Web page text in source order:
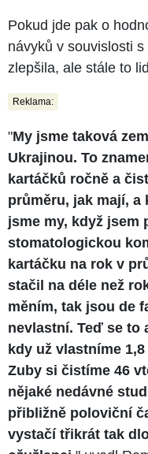
Pokud jde pak o
návyků v souvislosti
zlepšila, ale stále to
Reklama:
"My jsme taková
Ukrajinou. To
kartáčků ročně a
průměru, jak mají, a
jsme my, když jsem
stomatologickou
kartáčku na rok v
stačil na déle než
měním, tak jsou de
nevlastní. Teď se to
kdy už vlastníme
Zuby si čistíme 46
nějaké nedávné
přibližně poloviční
vystačí třikrát tak